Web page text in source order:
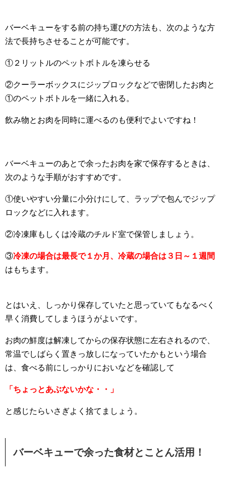
バーベキューをする前の持ち運びの方法も、次のような方
法で長持ちさせることが可能です。
①２リットルのペットボトルを凍らせる
②クーラーボックスにジップロックなどで密閉したお肉と
①のペットボトルを一緒に入れる。
飲み物とお肉を同時に運べるのも便利でよいですね！
バーベキューのあとで余ったお肉を家で保存するときは、
次のような手順がおすすめです。
①使いやすい分量に小分けにして、ラップで包んでジップ
ロックなどに入れます。
②冷凍庫もしくは冷蔵のチルド室で保管しましょう。
③冷凍の場合は最長で１か月、冷蔵の場合は３日～１週間
はもちます。
とはいえ、しっかり保存していたと思っていてもなるべく
早く消費してしまうほうがよいです。
お肉の鮮度は解凍してからの保存状態に左右されるので、
常温でしばらく置きっ放しになっていたかもという場合
は、食べる前にしっかりにおいなどを確認して
「ちょっとあぶないかな・・」
と感じたらいさぎよく捨てましょう。
バーベキューで余った食材とことん活用！